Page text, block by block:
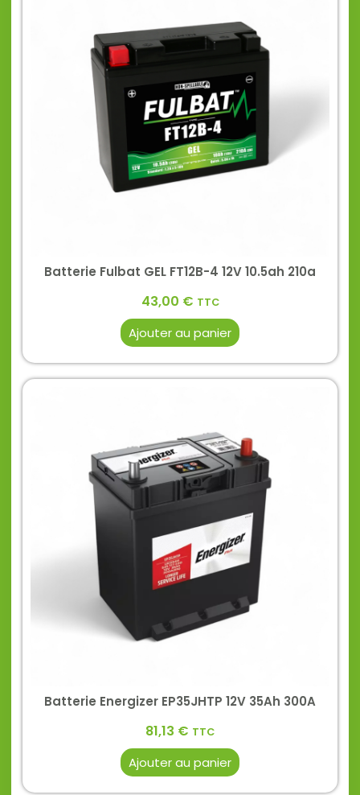
Batterie Fulbat GEL FT12B-4 12V 10.5ah 210a
43,00 € TTC
Ajouter au panier
Batterie Energizer EP35JHTP 12V 35Ah 300A
81,13 € TTC
Ajouter au panier